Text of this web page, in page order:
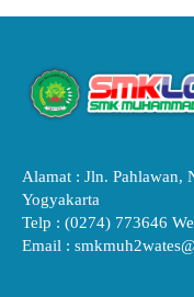
Alamat : Jln. Pahlawan,
Yogyakarta
Telp : (0274) 773646
Email :